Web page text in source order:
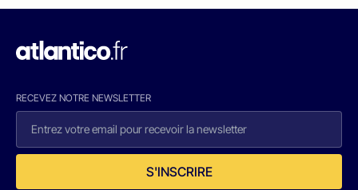
RECEVEZ NOTRE NEWSLETTER
S'INSCRIRE